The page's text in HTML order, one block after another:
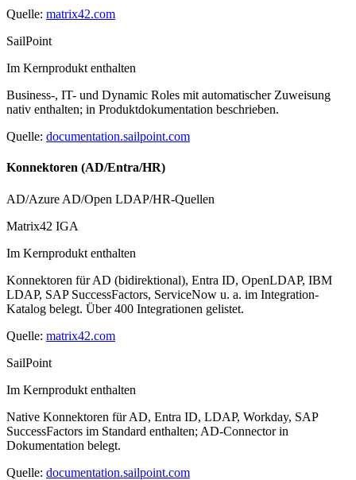
Quelle: matrix42.com
SailPoint
Im Kernprodukt enthalten
Business-, IT- und Dynamic Roles mit automatischer Zuweisung
nativ enthalten; in Produktdokumentation beschrieben.
Quelle: documentation.sailpoint.com
Konnektoren (AD/Entra/HR)
AD/Azure AD/Open LDAP/HR-Quellen
Matrix42 IGA
Im Kernprodukt enthalten
Konnektoren für AD (bidirektional), Entra ID, OpenLDAP, IBM
LDAP, SAP SuccessFactors, ServiceNow u. a. im Integration-
Katalog belegt. Über 400 Integrationen gelistet.
Quelle: matrix42.com
SailPoint
Im Kernprodukt enthalten
Native Konnektoren für AD, Entra ID, LDAP, Workday, SAP
SuccessFactors im Standard enthalten; AD-Connector in
Dokumentation belegt.
Quelle: documentation.sailpoint.com